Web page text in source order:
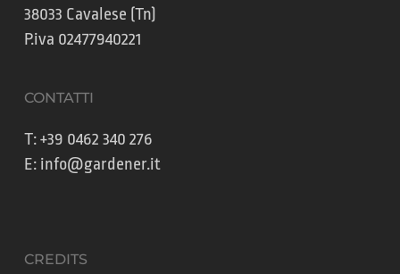
38033 Cavalese (Tn)
P.iva 02477940221
CONTATTI
T:+39 0462 340 276
E: info@gardener.it
CREDITS